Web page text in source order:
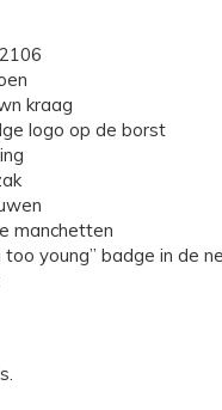
kraag
logo op de borst
manchetten
too young” badge in de